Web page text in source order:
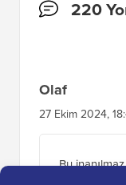
Okuyucu
220
Olaf
27 Ekim 2024,
Bu